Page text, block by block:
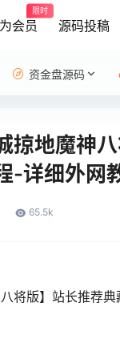
会员
限时
源码投稿
资金盘源码
掠地魔神
-详细外网
65.5k
八将版】站长推